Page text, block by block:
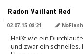
Radon Vaillant Red
02.07.15 08:21 NoFlash
Heißt wie ein
und zwar ein schnelles.